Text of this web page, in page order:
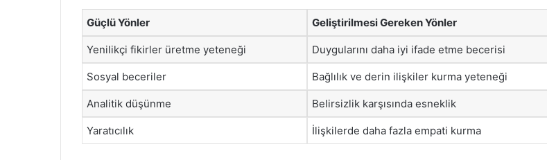
Güçlü Yönler Geliştirilmesi Gereken Yönler
Yenilikçi fikirler üretme yeteneği Duygularını daha iyi ifade etme becerisi
Sosyal beceriler Bağlılık ve derin ilişkiler kurma yeteneği
Analitik düşünme Belirsizlik karşısında esneklik
Yaratıcılık İlişkilerde daha fazla empati kurma